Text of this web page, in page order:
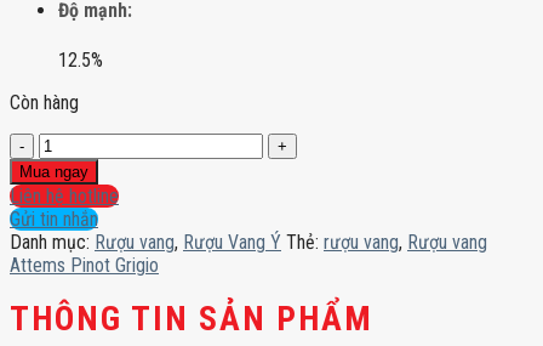
Độ mạnh:
12.5%
Còn hàng
Rượu
vang
Attems
Pinot
Grigio
số
lượng
Mua ngay
Liên hệ hotline
Gửi tin nhắn
Danh mục: Rượu vang, Rượu Vang Ý Thẻ: rượu vang, Rượu vang
Attems Pinot Grigio
THÔNG TIN SẢN PHẨM